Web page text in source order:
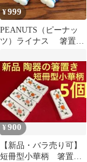
¥999
PEANUTS（ピーナッ
ツ）ライナス 箸置
陶器 2個セット
¥900
【新品・バラ売り可】
短冊型小華柄 箸置